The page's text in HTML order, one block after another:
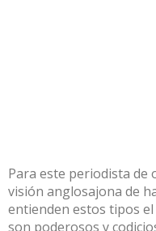
Para este periodista de
visión anglosajona de
entienden estos tipos el
son poderosos y